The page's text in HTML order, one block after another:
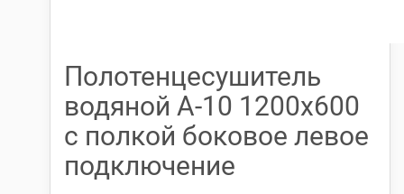
Полотенцесушитель
водяной А-10 1200х600
с полкой боковое левое
подключение